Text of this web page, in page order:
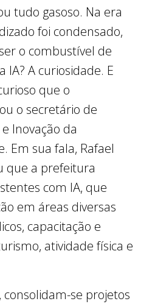
tudo gasoso. Na era
foi condensado,
o combustível de
A curiosidade. E
que o
o secretário de
Inovação da
Em sua fala, Rafael
que a prefeitura
com IA, que
em áreas diversas
capacitação e
atividade física e
se projetos